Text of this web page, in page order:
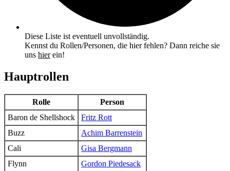
Diese Liste ist eventuell unvollständig.
Kennst du Rollen/Personen, die hier fehlen? Dann reiche sie
uns hierein!
Hauptrollen
Rolle
Person
Baron de Shellshock
Fritz Rott
Buzz
Achim Barrenstein
Cali
Gisa Bergmann
Flynn
Gordon Piedesack